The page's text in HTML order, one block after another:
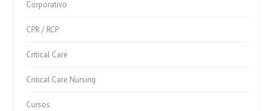
Corporativo
CPR / RCP
Critical Care
Critical Care Nursing
Cursos